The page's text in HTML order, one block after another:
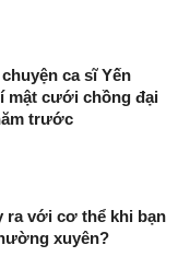
ca sĩ Yến
mật cưới chồng đại
trước
ra với cơ thể khi bạn
xuyên?